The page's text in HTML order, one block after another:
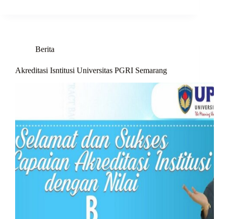
Berita
Akreditasi Isntitusi Universitas PGRI Semarang